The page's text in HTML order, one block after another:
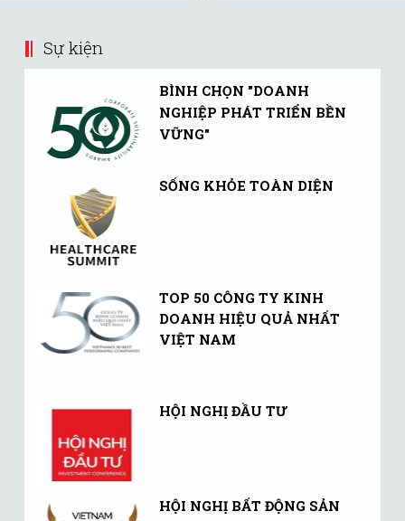
Sự kiện
BÌNH CHỌN "DOANH
NGHIỆP PHÁT TRIỂN BỀN
VỮNG"
SỐNG KHỎE TOÀN DIỆN
TOP 50 CÔNG TY KINH
DOANH HIỆU QUẢ NHẤT
VIỆT NAM
HỘI NGHỊ ĐẦU TƯ
HỘI NGHỊ BẤT ĐỘNG SẢN